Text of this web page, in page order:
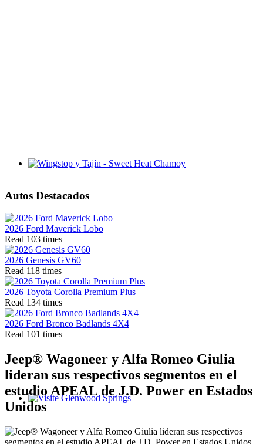
Glenwood Springs - Bello y Encantador
Autos Destacados
2026 Ford Maverick Lobo
Read 103 times
2026 Genesis GV60
Read 118 times
2026 Toyota Corolla Premium Plus
Read 134 times
2026 Ford Bronco Badlands 4X4
Read 101 times
Jeep® Wagoneer y Alfa Romeo Giulia
lideran sus respectivos segmentos en el
estudio APEAL de J.D. Power en Estados
Unidos